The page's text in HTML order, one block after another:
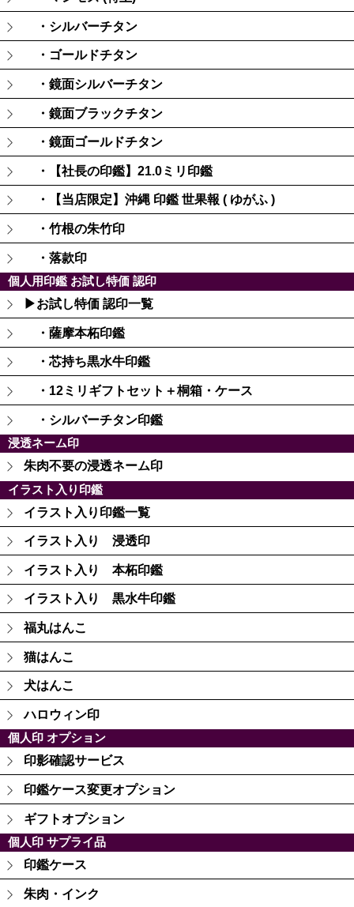
・シルバーチタン
・ゴールドチタン
・鏡面シルバーチタン
・鏡面ブラックチタン
・鏡面ゴールドチタン
・【社長の印鑑】21.0ミリ印鑑
・【当店限定】沖縄 印鑑 世果報 ( ゆがふ )
・竹根の朱竹印
・落款印
個人用印鑑 お試し特価 認印
▶お試し特価 認印一覧
・薩摩本柘印鑑
・芯持ち黒水牛印鑑
・12ミリギフトセット＋桐箱・ケース
・シルバーチタン印鑑
浸透ネーム印
朱肉不要の浸透ネーム印
イラスト入り印鑑
イラスト入り印鑑一覧
イラスト入り 浸透印
イラスト入り 本柘印鑑
イラスト入り 黒水牛印鑑
福丸はんこ
猫はんこ
犬はんこ
ハロウィン印
個人印 オプション
印影確認サービス
印鑑ケース変更オプション
ギフトオプション
個人印 サプライ品
印鑑ケース
朱肉・インク